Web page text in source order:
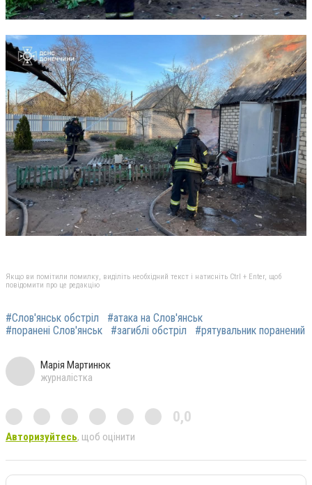
Якщо ви помітили помилку, виділіть необхідний текст і натисніть Ctrl + Enter, щоб
повідомити про це редакцію
#Слов'янськ обстріл
#атака на Слов'янськ
#поранені Слов'янськ
#загиблі обстріл #рятувальник поранений
Марія Мартинюк
журналістка
0,0
Авторизуйтесь, щоб оцінити